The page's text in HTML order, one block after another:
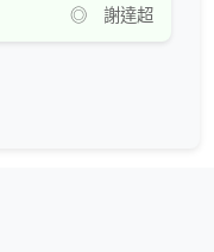
◎ 謝達超